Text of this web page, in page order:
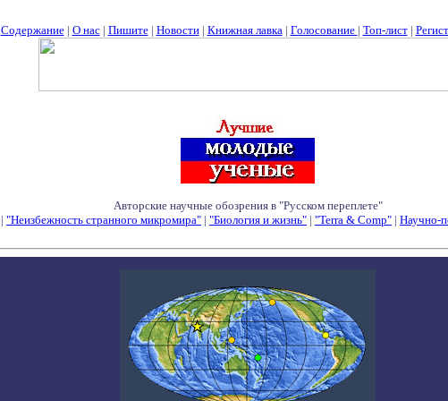
Содержание| О нас| Пишите| Новости| Книжная лавка| Голосование | Топ-лист|
Авторские научные обозрения в "Русском переплете"
| "Неизбежность странного микромира" | "Биология и жизнь" | "Terra & Comp" | Научно-